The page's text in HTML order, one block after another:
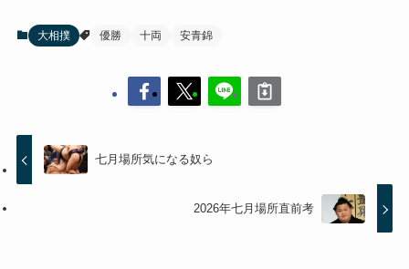
大相撲 優勝 十両 安青錦
七月場所気になる奴ら
2026年七月場所直前考